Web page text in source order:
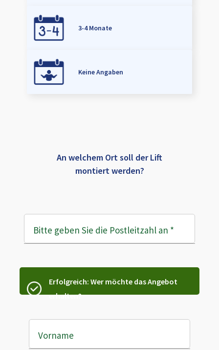
3-4 Monate
Keine Angaben
An welchem Ort soll der Lift
montiert werden?
Bitte geben Sie die Postleitzahl an *
Erfolgreich: Wer möchte das Angebot
erhalten?
Vorname